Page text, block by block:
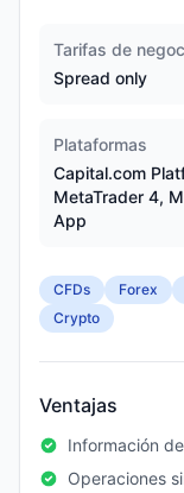
Tarifas de
Spread only
Plataformas
Capital.com
MetaTrader 4,
App
CFDs Forex
Crypto
Ventajas
Información
Operaciones